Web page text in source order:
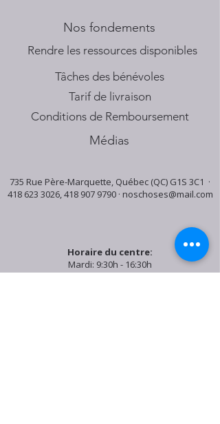
Nos fondements
​Rendre les ressources disponibles
Tâches des bénévoles
Tarif de livraison
Conditions de Remboursement
Médias
735 Rue Père-Marquette, Québec (QC) G1S 3C1 ·
418 623 3026,418 907 9790· noschoses@mail.com
Horaire du centre:
Mardi: 9:30h - 16:30h
Jeudi: 9:30h - 19:00h